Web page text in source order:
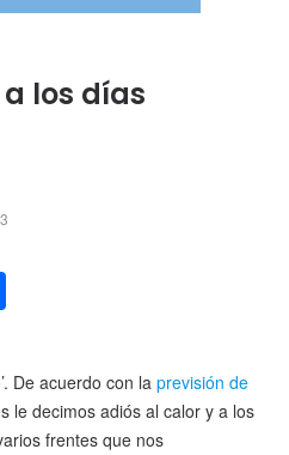
los días
De acuerdo con la previsión de
le decimos adiós al calor y a los
frentes que nos